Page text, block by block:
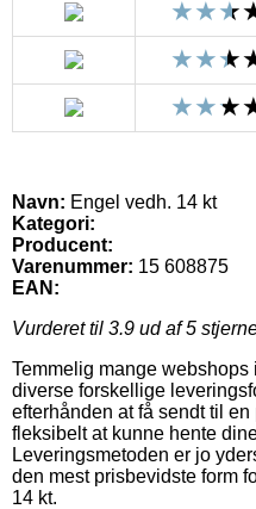
Navn: Engel vedh. 14 kt
Kategori:
Producent:
Varenummer: 15 608875
EAN:
Vurderet til 3.9 ud af 5
Temmelig mange
diverse forskellige
efterhånden at få sendt til
fleksibelt at kunne hente
Leveringsmetoden er jo
den mest prisbevidste form
14 kt.